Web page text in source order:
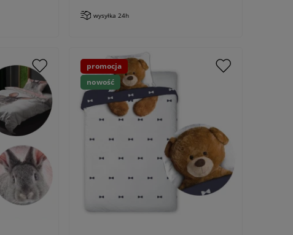
wysyłka 24h
promocja
nowość